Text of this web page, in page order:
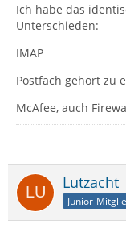
Ich habe das
Unterschieden:
IMAP
Postfach gehört zu
McAfee, auch
Lutzacht
Junior-